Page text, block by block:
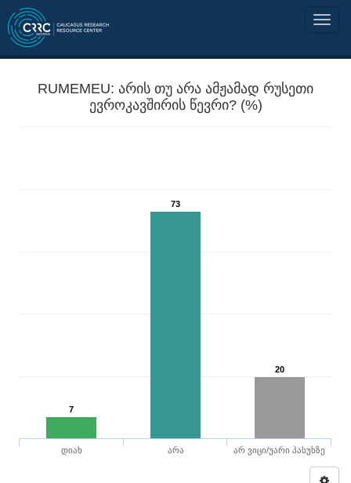
RUMEMEU: არის თუ არა ამჟამად რუსეთი
ევროკავშირის წევრი? (%)
7
73
20
დიახ არა არ ვიცი/უარი პასუხზე